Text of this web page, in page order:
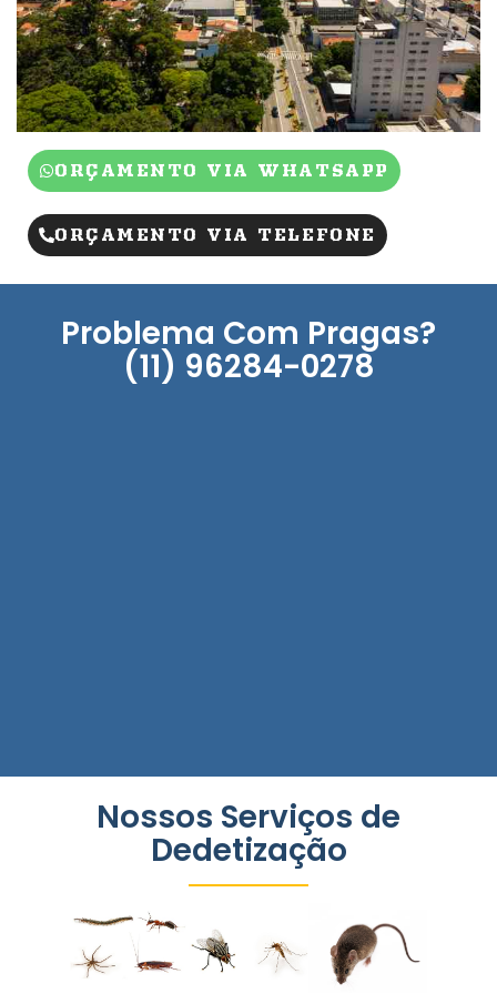
ORÇAMENTO VIA WHATSAPP
ORÇAMENTO VIA TELEFONE
Problema Com Pragas?
(11) 96284-0278
Nossos Serviços de
Dedetização